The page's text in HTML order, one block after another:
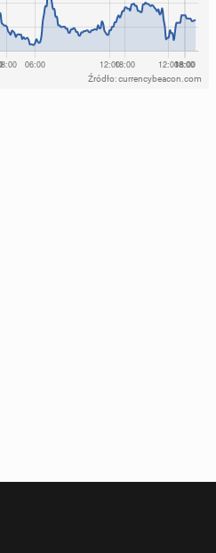
Źródło: currencybeacon.com